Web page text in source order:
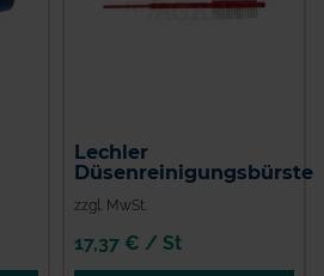
Lechler
Düsenreinigungsbürste
zzgl. MwSt.
17,37 € / St